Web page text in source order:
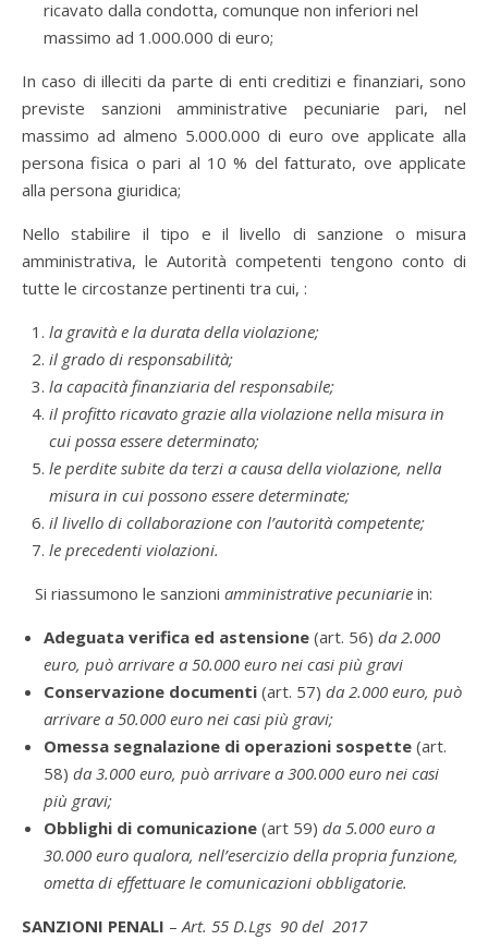
ricavato dalla condotta, comunque non inferiori nel
massimo ad 1.000.000 di euro;
In caso di illeciti da parte di enti creditizi e finanziari, sono
previste sanzioni amministrative pecuniarie pari, nel
massimo ad almeno 5.000.000 di euro ove applicate alla
persona fisica o pari al 10 % del fatturato, ove applicate
alla persona giuridica;
Nello stabilire il tipo e il livello di sanzione o misura
amministrativa, le Autorità competenti tengono conto di
tutte le circostanze pertinenti tra cui, :
la gravità e la durata della violazione;
il grado di responsabilità;
la capacità finanziaria del responsabile;
il profitto ricavato grazie alla violazione nella misura in
cui possa essere determinato;
le perdite subite da terzi a causa della violazione, nella
misura in cui possono essere determinate;
il livello di collaborazione con l’autorità competente;
le precedenti violazioni.
Si riassumono le sanzioni amministrative pecuniarie in:
Adeguata verifica ed astensione (art. 56) da 2.000
euro, può arrivare a 50.000 euro nei casi più gravi
Conservazione documenti (art. 57) da 2.000 euro, può
arrivare a 50.000 euro nei casi più gravi;
Omessa segnalazione di operazioni sospette (art.
58) da 3.000 euro, può arrivare a 300.000 euro nei casi
più gravi;
Obblighi di comunicazione (art 59) da 5.000 euro a
30.000 euro qualora, nell’esercizio della propria funzione,
ometta di effettuare le comunicazioni obbligatorie.
SANZIONI PENALI –Art. 55 D.Lgs 90 del 2017